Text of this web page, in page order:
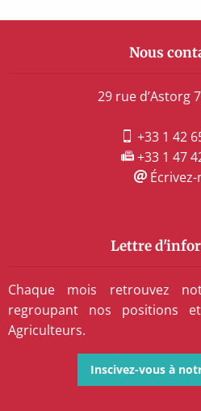
Nous
29 rue d’Astorg
+33 1 42
+33 1 47
Lettre
Chaque mois retrouvez
regroupant nos positions
Agriculteurs.
Inscivez-vous à